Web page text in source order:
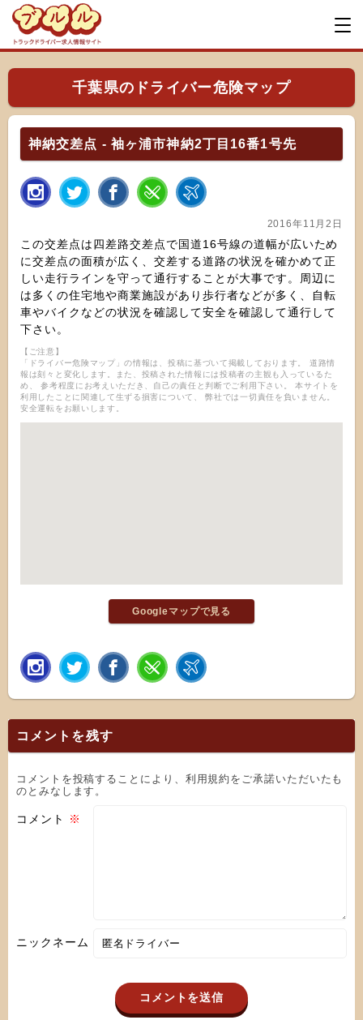
千葉県のドライバー危険マップ
神納交差点 - 袖ヶ浦市神納2丁目16番1号先
2016年11月2日
この交差点は四差路交差点で国道16号線の道幅が広いため
に交差点の面積が広く、交差する道路の状況を確かめて正
しい走行ラインを守って通行することが大事です。周辺に
は多くの住宅地や商業施設があり歩行者などが多く、自転
車やバイクなどの状況を確認して安全を確認して通行して
下さい。
【ご注意】
「ドライバー危険マップ」の情報は、投稿に基づいて掲載しております。 道路情
報は刻々と変化します。また、投稿された情報には投稿者の主観も入っているた
め、 参考程度にお考えいただき、自己の責任と判断でご利用下さい。 本サイトを
利用したことに関連して生ずる損害について、 弊社では一切責任を負いません。
安全運転をお願いします。
Googleマップで見る
コメントを残す
コメントを投稿することにより、利用規約をご承諾いただいたも
のとみなします。
コメント ※
ニックネーム